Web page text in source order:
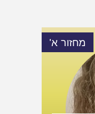
מחזור א'